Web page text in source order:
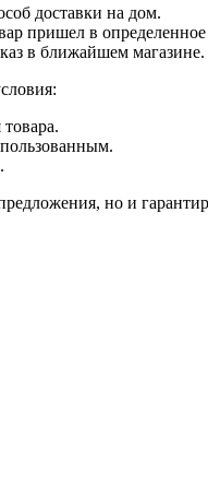
доставки на дом.
пришел в определенное
в ближайшем магазине.
но и